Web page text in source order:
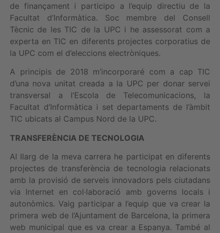
de finançament i participo a l’equip directiu de la
Facultat d’Informàtica. Soc membre del Consell
Tècnic de les TIC de la UPC i he assessorat com a
experta en TIC en diferents projectes corporatius de
la UPC com el d’eleccions electròniques.
A principis de 2018 m’incorporaré com a cap TIC
d’una nova unitat creada a la UPC per donar servei
transversal a l’Escola de Telecomunicacions, la
Facultat d’Informàtica i set departaments de l’àmbit
TIC ubicats al Campus Nord de la UPC.
TRANSFERÈNCIA DE TECNOLOGIA
Al llarg de la meva carrera he participat en diferents
projectes de transferència de tecnologia relacionats
amb la provisió de serveis innovadors pels ciutadans
via Internet en col·laboració amb governs locals i
autonòmics. Vaig participar a l’equip que va crear la
primera web de l’Ajuntament de Barcelona, la primera
web municipal que es va crear a Espanya. També al